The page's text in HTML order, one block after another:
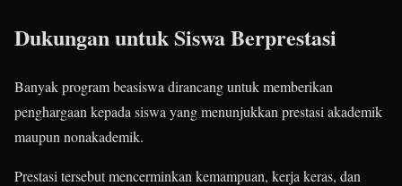
Dukungan untuk Siswa Berprestasi
Banyak program beasiswa dirancang untuk memberikan
penghargaan kepada siswa yang menunjukkan prestasi akademik
maupun nonakademik.
Prestasi tersebut mencerminkan kemampuan, kerja keras, dan